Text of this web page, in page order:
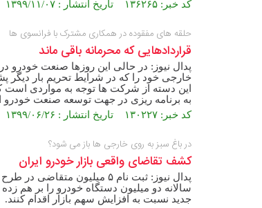
کد خبر: ۱۳۶۲۶۵ تاریخ انتشار : ۱۳۹۹/۱۱/۰۷
حلقه های مفقوده در همکاری مشترک با فرانسوی ها
قراردادهایی که محرمانه باقی ماند
پدال نیوز: در حالی این روزها صنعت
خارجی خود را که در شرایط تحریم بار دیگر
این دسته از شرکت ها توجه به مواردی است
به برنامه ریزی در جهت توسعه صنعت خودرو
کد خبر: ۱۳۰۲۲۷ تاریخ انتشار : ۱۳۹۹/۰۶/۲۶
در باغ سبز به روی خارجی ها باز می شود؟
کشف تقاضای واقعی بازار خودرو ایران
پدال نیوز: ثبت نام ۵
سالانه دو میلیون دستگاه خودرو را بر هم
جدید نسبت به افزایش سهم بازار اقدام کنند.